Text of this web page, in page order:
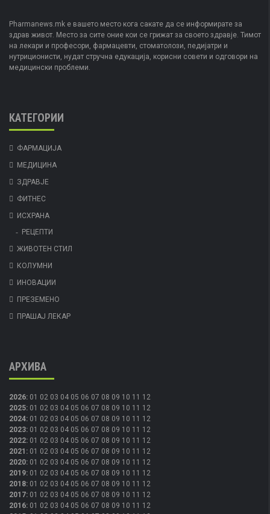
Pharmanews.mk е вашето место кога сакате да се информирате за
здрав живот. Место за сите оние кои се грижат за своето здравје. Тимот
на лекари и професори, фармацевти, стоматолози, педијатри и
нутриционисти, нудат стручна едукација, корисни совети и одговори на
медицински проблеми.
КАТЕГОРИИ
ФАРМАЦИЈА
МЕДИЦИНА
ЗДРАВЈЕ
ФИТНЕС
ИСХРАНА
РЕЦЕПТИ
ЖИВОТЕН СТИЛ
КОЛУМНИ
ИНОВАЦИИ
ПРЕЗЕМЕНО
ПРАШАЈ ЛЕКАР
АРХИВА
2026: 01 02 03 04 05 06 07 08 09 10 11 12
2025: 01 02 03 04 05 06 07 08 09 10 11 12
2024: 01 02 03 04 05 06 07 08 09 10 11 12
2023: 01 02 03 04 05 06 07 08 09 10 11 12
2022: 01 02 03 04 05 06 07 08 09 10 11 12
2021 : 01 02 03 04 05 06 07 08 09 10 11 12
2020: 01 02 03 04 05 06 07 08 09 10 11 12
2019: 01 02 03 04 05 06 07 08 09 10 11 12
2018: 01 02 03 04 05 06 07 08 09 10 11 12
2017: 01 02 03 04 05 06 07 08 09 10 11 12
2016: 01 02 03 04 05 06 07 08 09 10 11 12